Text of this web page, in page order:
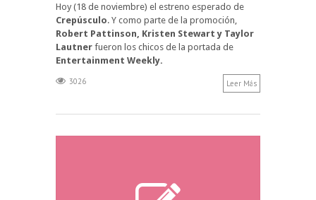
Hoy (18 de noviembre) el estreno esperado de
Crepúsculo. Y como parte de la promoción,
Robert Pattinson, Kristen Stewart y Taylor
Lautner fueron los chicos de la portada de
Entertainment Weekly.
3026 Leer Más